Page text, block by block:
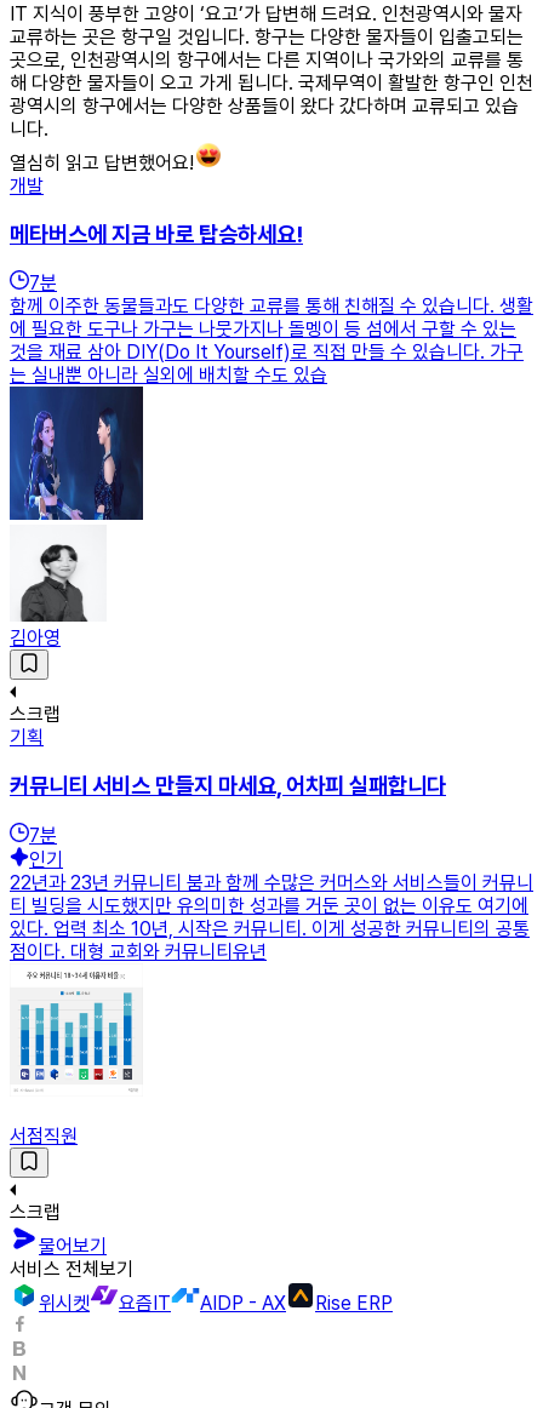
IT 지식이 풍부한 고양이 ‘요고’가 답변해 드려요. 인천광역시와 물자
교류하는 곳은 항구일 것입니다. 항구는 다양한 물자들이 입출고되는
곳으로, 인천광역시의 항구에서는 다른 지역이나 국가와의 교류를 통
해 다양한 물자들이 오고 가게 됩니다. 국제무역이 활발한 항구인 인천
광역시의 항구에서는 다양한 상품들이 왔다 갔다하며 교류되고 있습
니다.
열심히 읽고 답변했어요!
개발
메타버스에 지금 바로 탑승하세요!
7분
함께 이주한 동물들과도 다양한 교류를 통해 친해질 수 있습니다. 생활
에 필요한 도구나 가구는 나뭇가지나 돌멩이 등 섬에서 구할 수 있는
것을 재료 삼아 DIY(Do It Yourself)로 직접 만들 수 있습니다. 가구
는 실내뿐 아니라 실외에 배치할 수도 있습
김아영
스크랩
기획
커뮤니티 서비스 만들지 마세요, 어차피 실패합니다
7분
인기
22년과 23년 커뮤니티 붐과 함께 수많은 커머스와 서비스들이 커뮤니
티 빌딩을 시도했지만 유의미한 성과를 거둔 곳이 없는 이유도 여기에
있다. 업력 최소 10년, 시작은 커뮤니티. 이게 성공한 커뮤니티의 공통
점이다. 대형 교회와 커뮤니티유년
서점직원
스크랩
물어보기
서비스 전체보기
위시켓
요즘IT AIDP - AX Rise ERP